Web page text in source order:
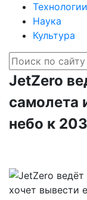
Технологии
Наука
Культура
JetZero
самолета
небо к